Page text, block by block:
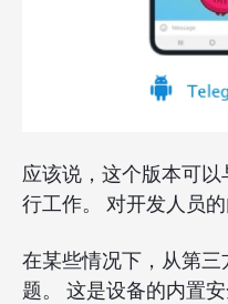
应该说，这个版本可
行工作。 对开发人员
在某些情况下，从第
题。 这是设备的内置